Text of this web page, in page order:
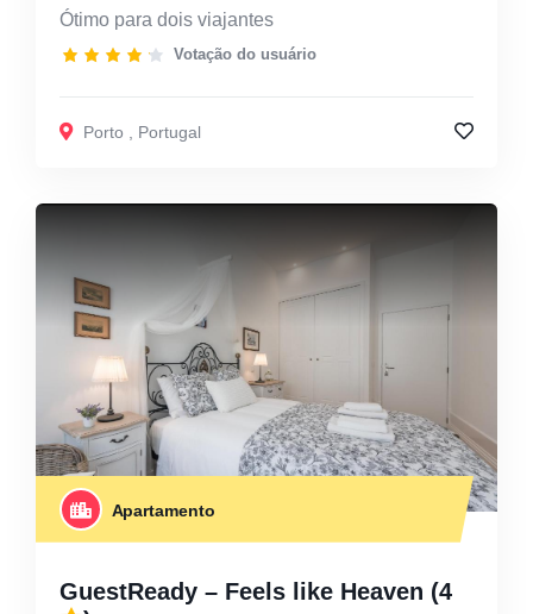
Ótimo para dois viajantes
Votação do usuário
Porto Portugal
Apartamento
GuestReady – Feels like Heaven (4